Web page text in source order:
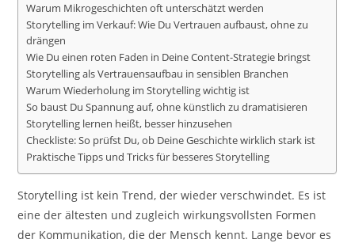
Warum Mikrogeschichten oft unterschätzt werden
Storytelling im Verkauf: Wie Du Vertrauen aufbaust, ohne zu
drängen
Wie Du einen roten Faden in Deine Content-Strategie bringst
Storytelling als Vertrauensaufbau in sensiblen Branchen
Warum Wiederholung im Storytelling wichtig ist
So baust Du Spannung auf, ohne künstlich zu dramatisieren
Storytelling lernen heißt, besser hinzusehen
Checkliste: So prüfst Du, ob Deine Geschichte wirklich stark ist
Praktische Tipps und Tricks für besseres Storytelling
Storytelling ist kein Trend, der wieder verschwindet. Es ist
eine der ältesten und zugleich wirkungsvollsten Formen
der Kommunikation, die der Mensch kennt. Lange bevor es